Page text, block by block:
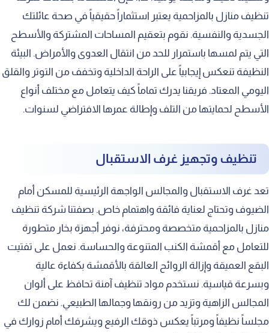
خطوات العمل المنظمة لدينا
المعدات والأدوات الحديثة المستخدمة
مواد التنظيف الفعالة والآمنة
فريق العمل المحترف والمتخصص
معايير الجودة والرقابة الصارمة
تنظيف الأحواش والساحات الخارجية
تنظيف المسكن قبل الانتقال إليه
الفرق بين التنظيف العميق والعادي
نصائح للحفاظ على نظافة مسكنك
ترتيب أولويات التنظيف اليومي
التخلص من الروائح الكريهة بالمسكن
طرق تعطير المسكن بشكل طبيعي
تنظيف منازل بالمزاحمية يعتبر استثماراً حقيقياً في صحة عائلتك
الجسدية والنفسية. نقوم بتعقيم المساحات المشتركة والأسطح
التي يتم لمسها باستمرار للحد من انتقال العدوى والأمراض. البيئة
النظيفة تنعكس إيجابياً على الراحة الداخلية وتخفف من التوتر والقلق
اليومي المعتاد. فريقنا يدرك تماماً كيف يتعامل مع مختلف أنواع
الأسطح لحمايتها من التلف وإطالة عمرها الافتراضي لسنوات.
تنظيف وتجهيز غرف الاستقبال
تعد غرف الاستقبال والمجالس الواجهة الرئيسية للمسكن أمام
الضيوف وتحتاج لعناية فائقة واهتمام خاص. بصفتنا شركة تنظيف
منازل بالمزاحمية متخصصة ومحترفة، نوفر أجهزة بخار متطورة
للتعامل مع أقمشة الكنب المتنوعة والحساسة. نعمل على تفتيت
البقع العميقة وإزالة الروائح العالقة بالأقمشة بكفاءة عالية
وبسرعة قياسية. نستخدم مواد تنظيف آمنة تحافظ على ألوان
المجالس الزاهية وتزيد من رونقها وجمالها الطبيعي. نضمن لك
مجلساً نظيفاً ومرتباً يعكس ذوقك الرفيع ويشرفك أمام زوارك في